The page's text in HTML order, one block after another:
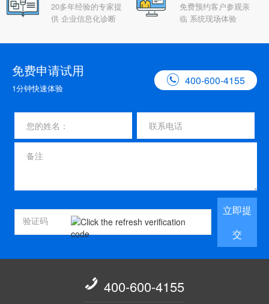
20多年经验的专家提
供 企业信息化诊断
免费预约客户参观亲
临 系统现场体验
免费申请试用
1分钟快速体验
 400-600-4155
立即提
交
 400-600-4155